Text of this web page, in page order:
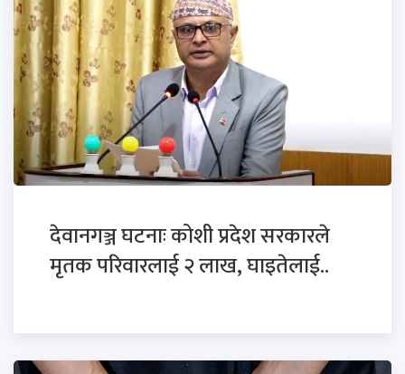
देवानगञ्ज घटनाः कोशी प्रदेश सरकारले
मृतक परिवारलाई २ लाख, घाइतेलाई..